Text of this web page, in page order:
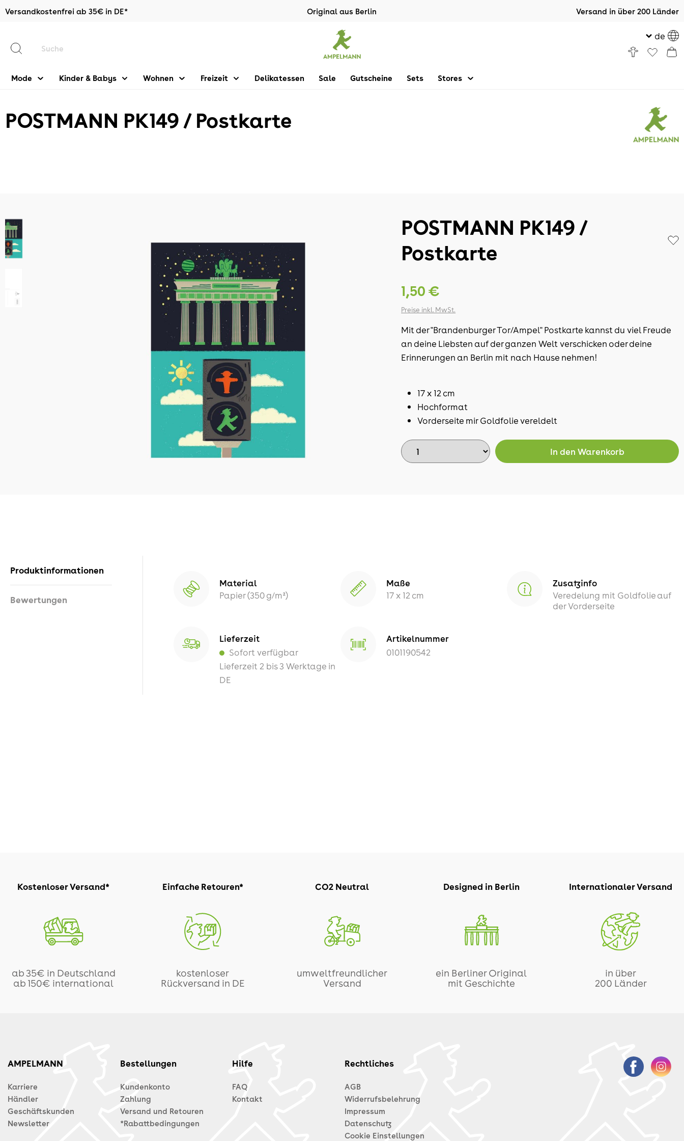
springen
Versandkostenfrei ab 35€ in DE* Original aus Berlin Versand in über 200 Länder
de
Mode Kinder & Babys Wohnen Freizeit Delikatessen Sale Gutscheine Sets Stores
POSTMANN PK149 / Postkarte
POSTMANN PK149 /
Postkarte
1,50 €
Preise inkl. MwSt.
Mit der "Brandenburger Tor/Ampel" Postkarte kannst du viel Freude
an deine Liebsten auf der ganzen Welt verschicken oder deine
Erinnerungen an Berlin mit nach Hause nehmen!
17 x 12 cm
Hochformat
Vorderseite mir Goldfolie vereldelt
In den Warenkorb
Produktinformationen
Bewertungen
Material
Papier (350 g/m²)
Maße
17 x 12 cm
Zusatzinfo
Veredelung mit Goldfolie auf
der Vorderseite
Lieferzeit
Sofort verfügbar
Lieferzeit 2 bis 3 Werktage in
DE
Artikelnummer
0101190542
Kostenloser Versand*
ab 35€ in Deutschland
ab 150€ international
Einfache Retouren*
kostenloser
Rückversand in DE
CO2 Neutral
umweltfreundlicher
Versand
Designed in Berlin
ein Berliner Original
mit Geschichte
Internationaler Versand
in über
200 Länder
AMPELMANN
Karriere
Händler
Geschäftskunden
Newsletter
Bestellungen
Kundenkonto
Zahlung
Versand und Retouren
*Rabattbedingungen
Hilfe
FAQ
Kontakt
Rechtliches
AGB
Widerrufsbelehrung
Impressum
Datenschutz
Cookie Einstellungen